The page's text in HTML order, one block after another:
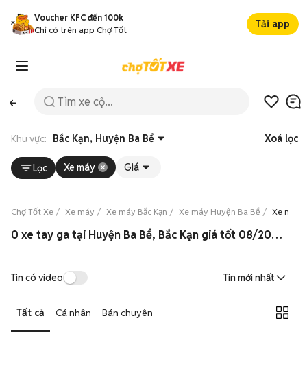
Voucher KFC đến 100k
Chỉ có trên app Chợ Tốt
Tải app
Khu vực: Bắc Kạn, Huyện Ba Bể Xoá lọc
Lọc Xe máy Giá
Chợ Tốt Xe Xe máy Xe máy Bắc Kạn Xe máy Huyện Ba Bể Xe máy
0 xe tay ga tại Huyện Ba Bể, Bắc Kạn giá tốt 08/2026
Tin có video Tin mới nhất
Tất cả Cá nhân Bán chuyên